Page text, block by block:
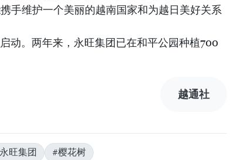
手维护一个美丽的越南国家和为越日美好关系
动。两年来，永旺集团已在和平公园种植700
越通社
旺集团 #樱花树